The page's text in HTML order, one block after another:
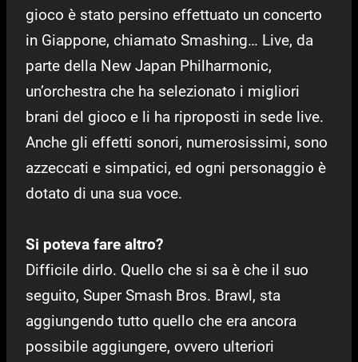
gioco è stato persino effettuato un concerto
in Giappone, chiamato Smashing… Live, da
parte della New Japan Philharmonic,
un’orchestra che ha selezionato i migliori
brani del gioco e li ha riproposti in sede live.
Anche gli effetti sonori, numerosissimi, sono
azzeccati e simpatici, ed ogni personaggio è
dotato di una sua voce.
Si poteva fare altro?
Difficile dirlo. Quello che si sa è che il suo
seguito, Super Smash Bros. Brawl, sta
aggiungendo tutto quello che era ancora
possibile aggiungere, ovvero ulteriori